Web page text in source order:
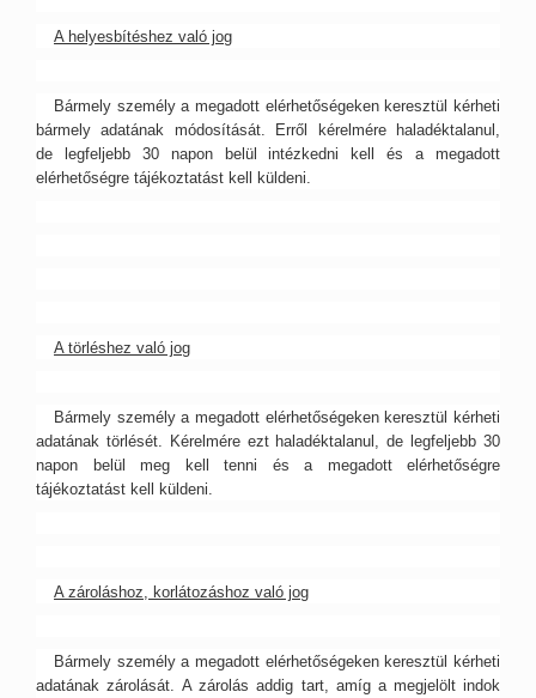
A helyesbítéshez való jog
Bármely személy a megadott elérhetőségeken keresztül kérheti
bármely adatának módosítását. Erről kérelmére haladéktalanul,
de legfeljebb 30 napon belül intézkedni kell és a megadott
elérhetőségre tájékoztatást kell küldeni.
A törléshez való jog
Bármely személy a megadott elérhetőségeken keresztül kérheti
adatának törlését. Kérelmére ezt haladéktalanul, de legfeljebb 30
napon belül meg kell tenni és a megadott elérhetőségre
tájékoztatást kell küldeni.
A zároláshoz, korlátozáshoz való jog
Bármely személy a megadott elérhetőségeken keresztül kérheti
adatának zárolását. A zárolás addig tart, amíg a megjelölt indok